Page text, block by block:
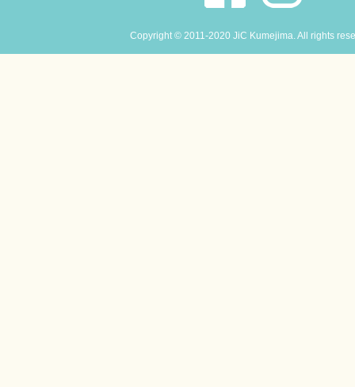
Copyright © 2011-2020 JiC Kumejima. All rights